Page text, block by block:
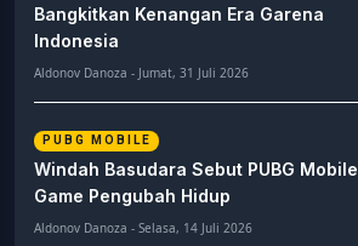
Bangkitkan Kenangan Era Garena
Indonesia
Aldonov Danoza - Jumat, 31 Juli 2026
PUBG MOBILE
Windah Basudara Sebut PUBG Mobile
Game Pengubah Hidup
Aldonov Danoza - Selasa, 14 Juli 2026